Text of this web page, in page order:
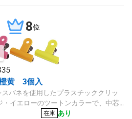
8位
黄 3個入
バネを使用したプラスチッククリッ
・イエローのツートンカラーで、中芯
サイズで便利にお使いいただけま
在庫 あり